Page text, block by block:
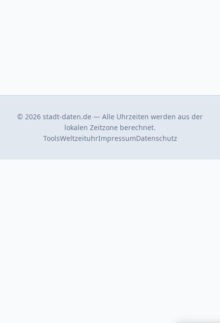
© 2026 stadt-daten.de — Alle Uhrzeiten werden aus der
lokalen Zeitzone berechnet.
ToolsWeltzeituhrImpressumDatenschutz